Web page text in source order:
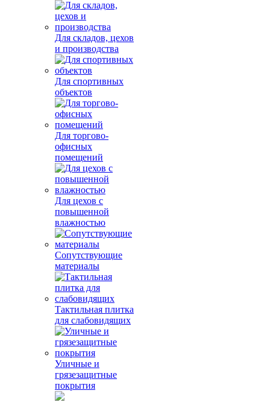
Для складов, цехов
и производства
Для спортивных
объектов
Для торгово-
офисных
помещений
Для цехов с
повышенной
влажностью
Сопутствующие
материалы
Тактильная плитка
для слабовидящих
Уличные и
грязезащитные
покрытия